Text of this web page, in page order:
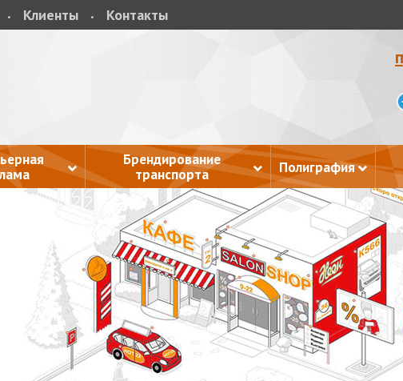
Клиенты Контакты
Брендирование
транспорта
Полиграфия